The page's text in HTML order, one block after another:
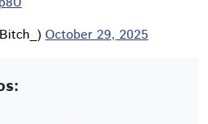
October 29, 2025